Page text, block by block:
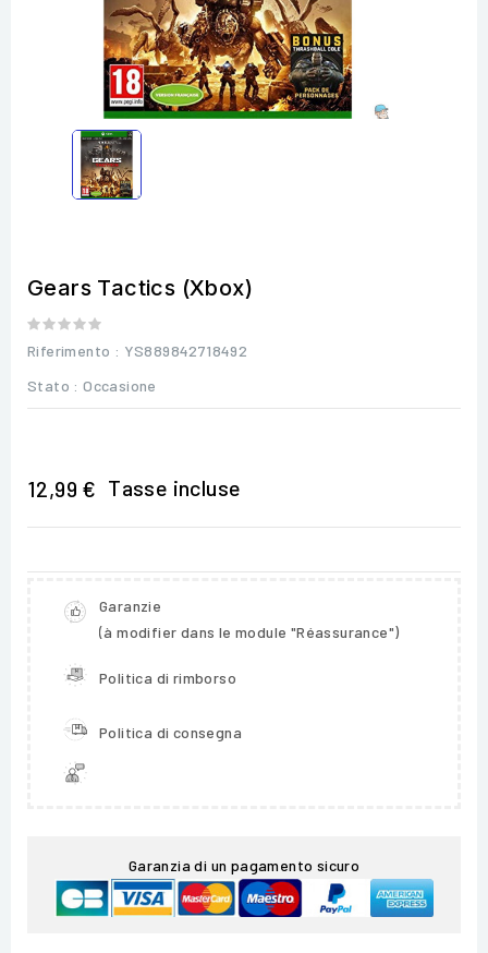
Gears Tactics (Xbox)
Riferimento : YS889842718492
Stato : Occasione
12,99 € Tasse incluse
Garanzie
(à modifier dans le module "Réassurance")
Politica di rimborso
Politica di consegna
Garanzia di un pagamento sicuro